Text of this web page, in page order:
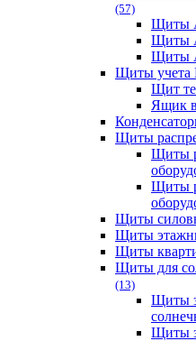
(57)
Щиты
Щиты
Щиты
Щиты
Щит
Ящик
Щиты
Щиты
Щиты
Щиты
Щиты
Щиты
Щиты для
(13)
Щиты
Щиты